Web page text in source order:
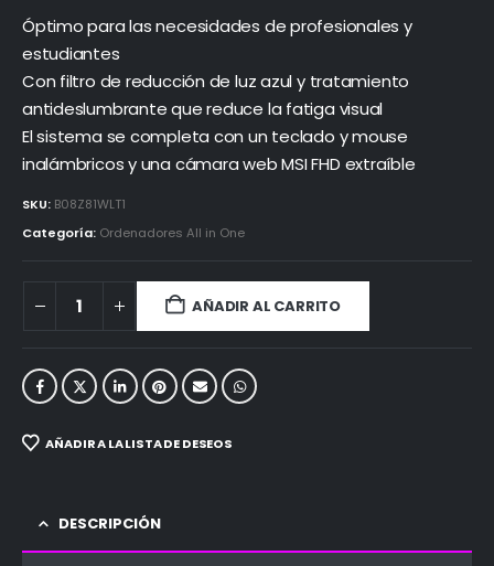
Óptimo para las necesidades de profesionales y
estudiantes
Con filtro de reducción de luz azul y tratamiento
antideslumbrante que reduce la fatiga visual
El sistema se completa con un teclado y mouse
inalámbricos y una cámara web MSI FHD extraíble
SKU: B08Z81WLT1
Categoría: Ordenadores All in One
AÑADIR AL CARRITO
AÑADIR A LA LISTA DE DESEOS
DESCRIPCIÓN